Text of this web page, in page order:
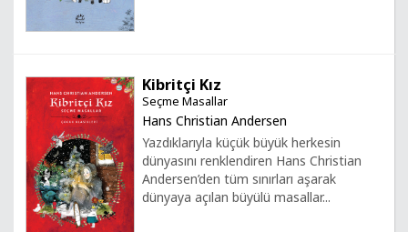
Kibritçi Kız
Seçme Masallar
Hans Christian Andersen
Yazdıklarıyla küçük büyük herkesin
dünyasını renklendiren Hans Christian
Andersen’den tüm sınırları aşarak
dünyaya açılan büyülü masallar...